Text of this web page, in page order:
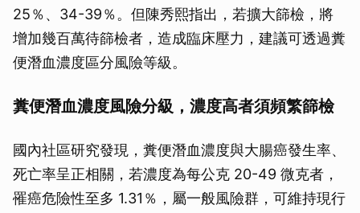
25％、34-39％。但陳秀熙指出，若擴大篩檢，將
增加幾百萬待篩檢者，造成臨床壓力，建議可透過糞
便潛血濃度區分風險等級。
糞便潛血濃度風險分級，濃度高者須頻繁篩檢
國內社區研究發現，糞便潛血濃度與大腸癌發生率、
死亡率呈正相關，若濃度為每公克 20-49 微克者，
罹癌危險性至多 1.31％，屬一般風險群，可維持現行